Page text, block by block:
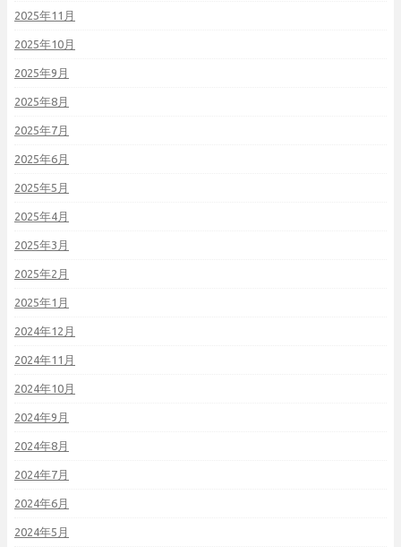
2025年11月
2025年10月
2025年9月
2025年8月
2025年7月
2025年6月
2025年5月
2025年4月
2025年3月
2025年2月
2025年1月
2024年12月
2024年11月
2024年10月
2024年9月
2024年8月
2024年7月
2024年6月
2024年5月